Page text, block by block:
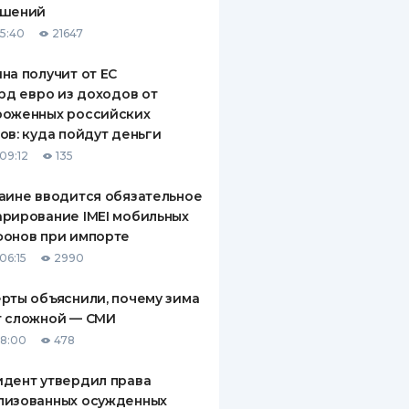
ПО
ПОЛИСЫ
КОМПАНИИ
О СТРАХОВЫХ
21647
получит от ЕС
евро из доходов от
российских
куда пойдут деньги
135
вводится обязательное
IMEI мобильных
при импорте
2990
объяснили, почему зима
сложной — СМИ
478
утвердил права
осужденных